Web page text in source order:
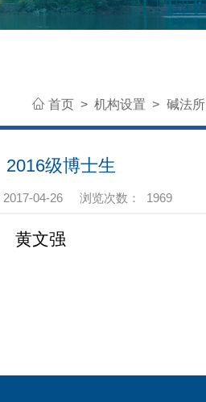
首页 > 机构设置 > 碱法所
2016级博士生
04-26 浏览次数： 1969
文强